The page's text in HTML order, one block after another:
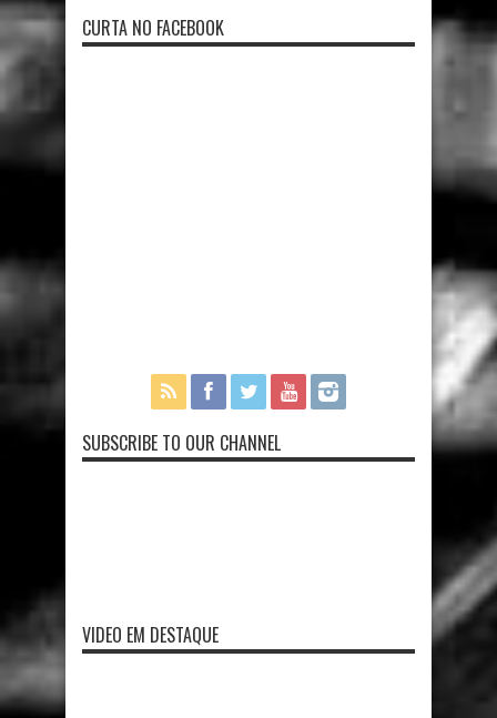
CURTA NO FACEBOOK
SUBSCRIBE TO OUR CHANNEL
VIDEO EM DESTAQUE